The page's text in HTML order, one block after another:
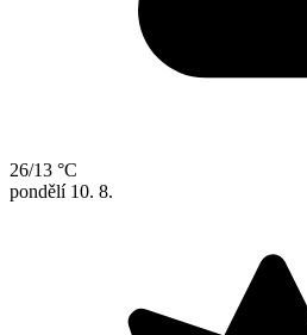
26/13 °C
pondělí 10. 8.